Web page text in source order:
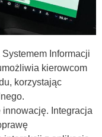
Informacji
kierowcom
korzystając
Integracja